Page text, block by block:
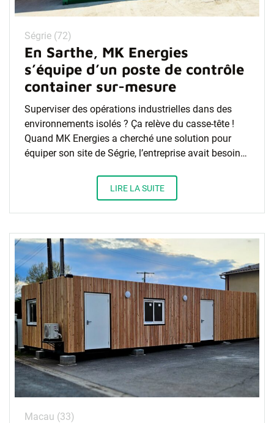
Ségrie (72)
En Sarthe, MK Energies
s’équipe d’un poste de contrôle
container sur-mesure
Superviser des opérations industrielles dans des
environnements isolés ? Ça relève du casse-tête !
Quand MK Energies a cherché une solution pour
équiper son site de Ségrie, l’entreprise avait besoin…
LIRE LA SUITE
Macau (33)